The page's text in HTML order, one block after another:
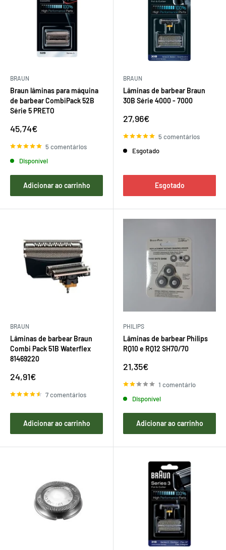
BRAUN
Braun lâminas para máquina
de barbear CombiPack 52B
Série 5 PRETO
Preço
venda
45,74€
5 comentários
Disponível
Adicionar ao carrinho
BRAUN
Lâminas de barbear Braun
30B Série 4000 - 7000
Preço
venda
27,96€
5 comentários
Esgotado
Esgotado
BRAUN
Lâminas de barbear Braun
Combi Pack 51B Waterflex
81469220
Preço
venda
24,91€
7 comentários
Adicionar ao carrinho
PHILIPS
Lâminas de barbear Philips
RQ10 e RQ12 SH70/70
Preço
venda
21,35€
1 comentário
Disponível
Adicionar ao carrinho